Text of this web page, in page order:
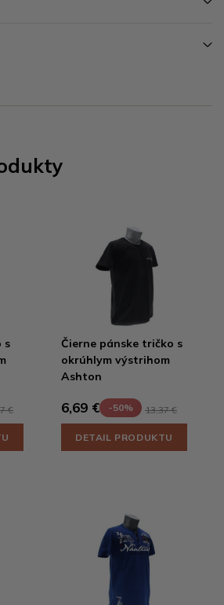
s
€
Čierne pánske tričko s
okrúhlym výstrihom
Ashton
6,69 € -50% 13,37 €
DETAIL PRODUKTU